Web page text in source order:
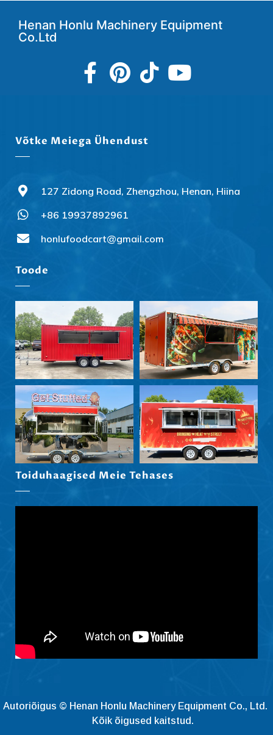
Henan Honlu Machinery Equipment
Co.Ltd
Võtke Meiega Ühendust
127 Zidong Road, Zhengzhou, Henan, Hiina
+86 19937892961
honlufoodcart@gmail.com
Toode
Toiduhaagised Meie Tehases
Autoriõigus © Henan Honlu Machinery Equipment Co., Ltd.
Kõik õigused kaitstud.
Shqip
Македонски јазик
Slovenščina
Nederlands (België)
हिन्दी
Norsk bokmål
Slovenčina
Svenska